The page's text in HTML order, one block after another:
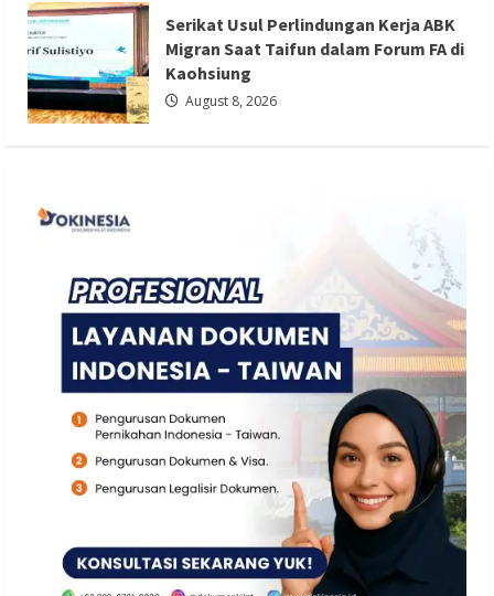
Kaohsiung
Redaksi 01 August 8, 2026
Serikat Usul Perlindungan Kerja ABK
Migran Saat Taifun dalam Forum FA di
Kaohsiung
August 8, 2026